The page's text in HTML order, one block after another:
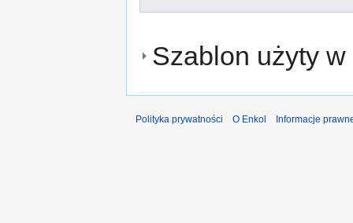
Szablon użyty
Polityka prywatności O Enkol Informacje